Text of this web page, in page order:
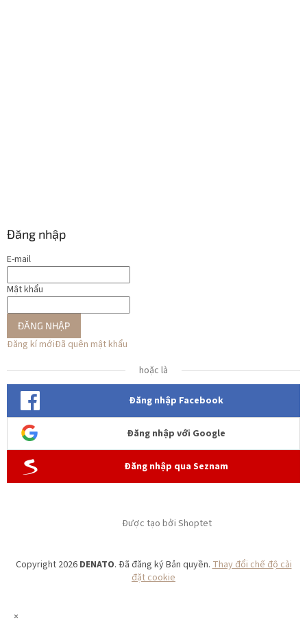
Đăng nhập
E-mail
Mật khẩu
ĐĂNG NHẬP
Đăng kí mớiĐã quên mật khẩu
hoặc là
Đăng nhập Facebook
Đăng nhập với Google
Đăng nhập qua Seznam
Được tạo bởi Shoptet
Copyright 2026 DENATO. Đã đăng ký Bản quyền.Thay đổi chế độ cài
đặt cookie
×